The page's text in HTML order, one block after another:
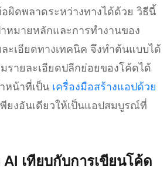
ผิดพลาดระหว่างทางได้ด้วย วิธีนี้
หมายหลักและการทำงานของ
ะเอียดทางเทคนิค จึงทำต้นแบบได้
รายละเอียดปลีกย่อยของโค้ดได้
หน้าที่เป็น เครื่องมือสร้างแอปด้วย
ยงอันเดียวให้เป็นแอปสมบูรณ์ที่
เทียบกับการเขียนโค้ด